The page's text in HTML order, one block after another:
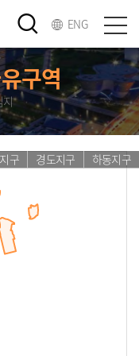
ENG
구역
지
구 경도지구 하동지구